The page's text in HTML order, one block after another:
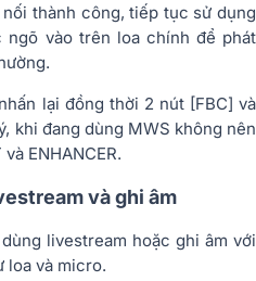
thành công, tiếp tục sử dụng
ngõ vào trên loa chính để phát
lại đồng thời 2 nút [FBC] và
khi đang dùng MWS không nên
ENHANCER.
và ghi âm
livestream hoặc ghi âm với
loa và micro.